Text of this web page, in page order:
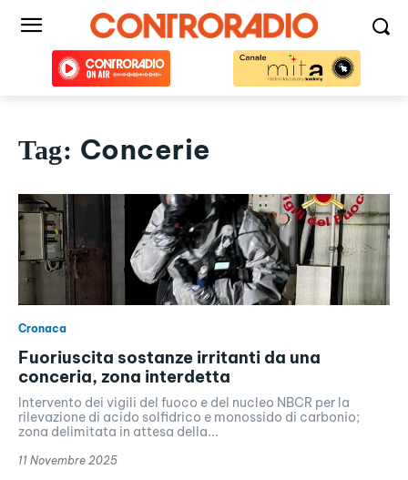
Tag: Concerie
Cronaca
Fuoriuscita sostanze irritanti da una
conceria, zona interdetta
Intervento dei vigili del fuoco e del nucleo NBCR per la
rilevazione di acido solfidrico e monossido di carbonio;
zona delimitata in attesa della...
11 Novembre 2025